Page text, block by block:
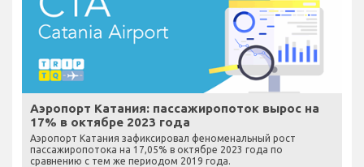
Аэропорт Катания: пассажиропоток вырос на
17% в октябре 2023 года
Аэропорт Катания зафиксировал феноменальный рост
пассажиропотока на 17,05% в октябре 2023 года по
сравнению с тем же периодом 2019 года.